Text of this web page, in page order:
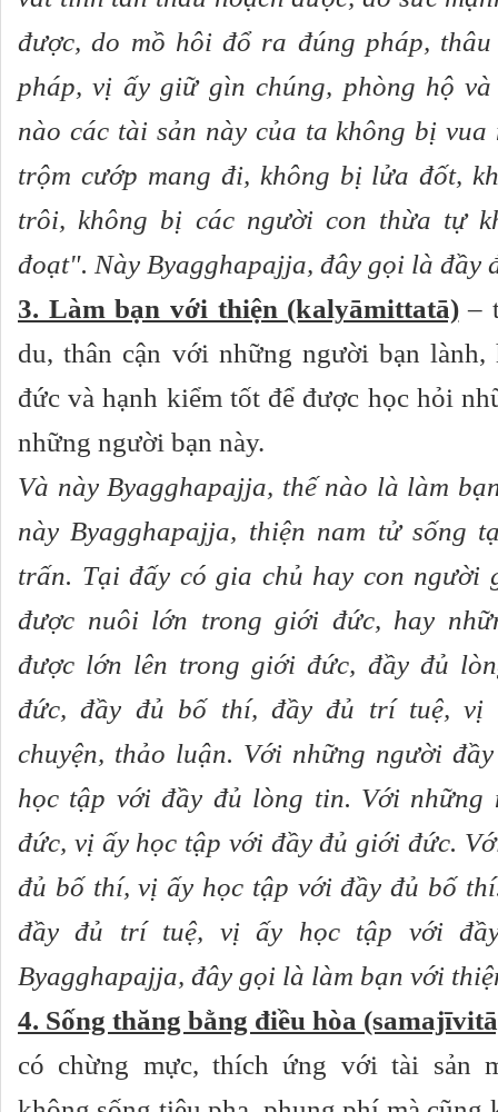
được, do mồ hôi đổ ra đúng pháp,
pháp, vị ấy giữ gìn chúng, phòng hộ
nào các tài sản này của ta không bị
trộm cướp mang đi, không bị lửa đốt,
trôi, không bị các người con thừa tự
đoạt". Này Byagghapajja, đây gọi là đầy
3. Làm bạn với thiện (kalyāmittatā)–
du, thân cận với những người bạn lành,
đức và hạnh kiểm tốt để được học hỏi
những người bạn này.
Và này Byagghapajja, thế nào là làm
này Byagghapajja, thiện nam tử sống
trấn. Tại đấy có gia chủ hay con người
được nuôi lớn trong giới đức, hay
được lớn lên trong giới đức, đầy đủ
đức, đầy đủ bố thí, đầy đủ trí tuệ, vị
chuyện, thảo luận. Với những người
học tập với đầy đủ lòng tin. Với những
đức, vị ấy học tập với đầy đủ giới đức.
đủ bố thí, vị ấy học tập với đầy đủ bố
đầy đủ trí tuệ, vị ấy học tập với
Byagghapajja, đây gọi là làm bạn với
4. Sống thăng bằng điều hòa
có chừng mực, thích ứng với tài sản